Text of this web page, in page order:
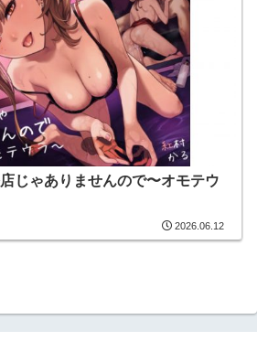
じゃありませんので〜オモテウ
2026.06.12